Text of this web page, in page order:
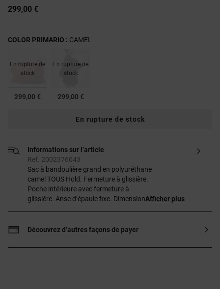
299,00 €
En rupture de
stock
sélectionné
299,00 €
En rupture de
stock
299,00 €
COLOR PRIMARIO : CAMEL
En rupture de stock
Informations sur l’article
Ref. 2002376043
Sac à bandoulière grand en polyuréthane
camel TOUS Hold. Fermeture à glissière.
Poche intérieure avec fermeture à
glissière. Anse d’épaule fixe. DimensionsAfficher plus
Découvrez d’autres façons de payer